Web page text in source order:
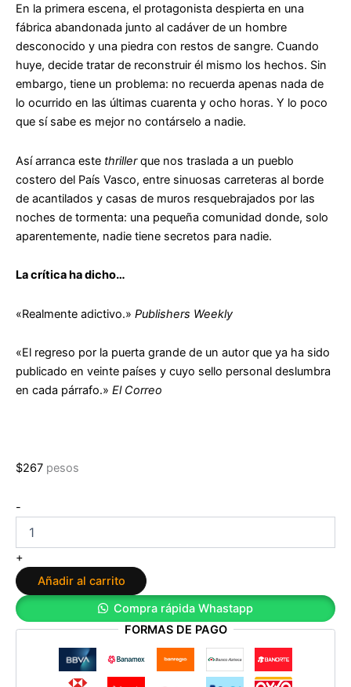
En la primera escena, el protagonista despierta en una
fábrica abandonada junto al cadáver de un hombre
desconocido y una piedra con restos de sangre. Cuando
huye, decide tratar de reconstruir él mismo los hechos. Sin
embargo, tiene un problema: no recuerda apenas nada de
lo ocurrido en las últimas cuarenta y ocho horas. Y lo poco
que sí sabe es mejor no contárselo a nadie.
Así arranca este thrillerque nos traslada a un pueblo
costero del País Vasco, entre sinuosas carreteras al borde
de acantilados y casas de muros resquebrajados por las
noches de tormenta: una pequeña comunidad donde, solo
aparentemente, nadie tiene secretos para nadie.
La crítica ha dicho…
«Realmente adictivo.» Publishers Weekly
«El regreso por la puerta grande de un autor que ya ha sido
publicado en veinte países y cuyo sello personal deslumbra
en cada párrafo.» El Correo
$267 pesos
-
Trilogía
de
Illumbe:
El
mentiroso
+
plena
+
Añadir al carrito
Compra rápida Whastapp
FORMAS DE PAGO